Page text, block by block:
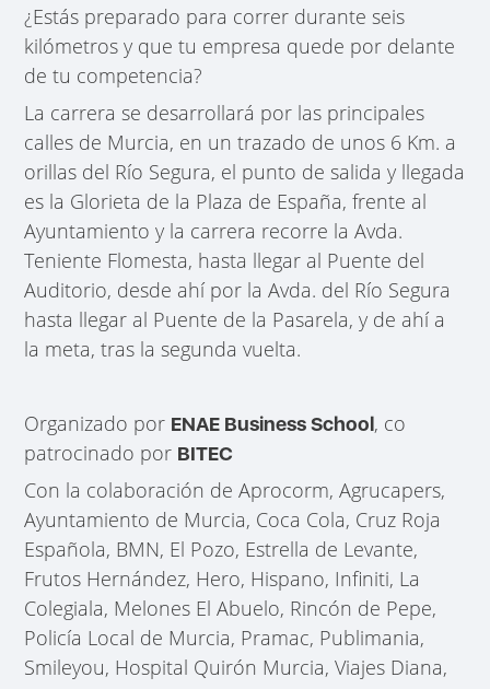
¿Estás preparado para correr durante seis
kilómetros y que tu empresa quede por delante
de tu competencia?
La carrera se desarrollará por las principales
calles de Murcia, en un trazado de unos 6 Km. a
orillas del Río Segura, el punto de salida y llegada
es la Glorieta de la Plaza de España, frente al
Ayuntamiento y la carrera recorre la Avda.
Teniente Flomesta, hasta llegar al Puente del
Auditorio, desde ahí por la Avda. del Río Segura
hasta llegar al Puente de la Pasarela, y de ahí a
la meta, tras la segunda vuelta.
Organizado por ENAE Business School, co
patrocinado por BITEC
Con la colaboración de Aprocorm, Agrucapers,
Ayuntamiento de Murcia, Coca Cola, Cruz Roja
Española, BMN, El Pozo, Estrella de Levante,
Frutos Hernández, Hero, Hispano, Infiniti, La
Colegiala, Melones El Abuelo, Rincón de Pepe,
Policía Local de Murcia, Pramac, Publimania,
Smileyou, Hospital Quirón Murcia, Viajes Diana,